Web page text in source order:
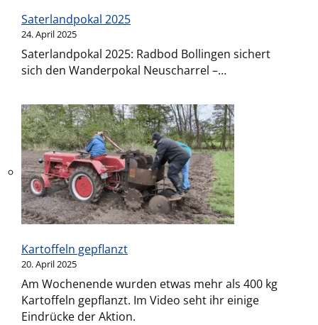
Saterlandpokal 2025
24. April 2025
Saterlandpokal 2025: Radbod Bollingen sichert
sich den Wanderpokal Neuscharrel –…
Kartoffeln gepflanzt
20. April 2025
Am Wochenende wurden etwas mehr als 400 kg
Kartoffeln gepflanzt. Im Video seht ihr einige
Eindrücke der Aktion.